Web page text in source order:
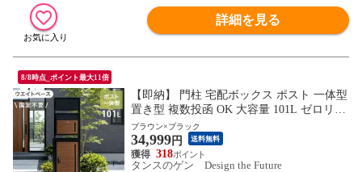
詳細を見る
8/8時点_ポイント最大11倍
【即納】 門柱 宅配ボックス ポスト 一体型
置き型 複数投函 OK 大容量 101L ゼロリタ
ーン ダイヤル式 鍵付き 一戸建て用 戸建て
宅配box 置き型 置き配 ボックス 盗難防止
屋外 17600209〔ブラウン×ブラック〕
ブラウン×ブラック
34,999円 送料無料
318
タンスのゲン Design the Future